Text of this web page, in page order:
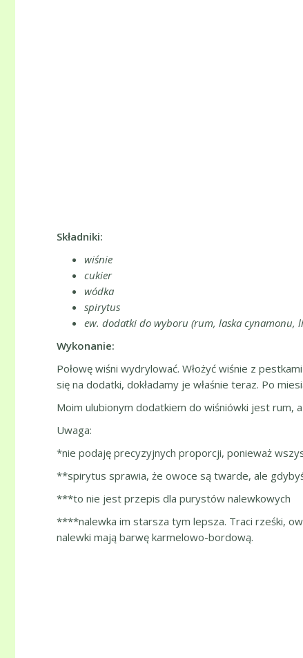
Składniki:
wiśnie
cukier
wódka
spirytus
ew. dodatki do wyboru (rum, laska cynamonu,
Wykonanie:
Połowę wiśni wydrylować. Włożyć wiśnie z
się na dodatki, dokładamy je właśnie teraz. Po
Moim ulubionym dodatkiem do wiśniówki jest rum,
Uwaga:
*nie podaję precyzyjnych proporcji, ponieważ
**spirytus sprawia, że owoce są twarde, ale
***to nie jest przepis dla purystów nalewkowych
****nalewka im starsza tym lepsza. Traci rześki,
nalewki mają barwę karmelowo-bordową.